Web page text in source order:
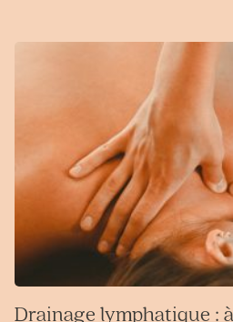
Drainage lymphatique :